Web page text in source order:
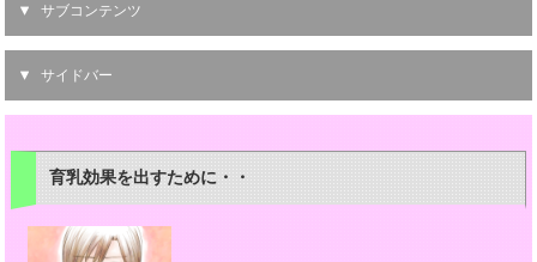
サブコンテンツ
サイドバー
育乳効果を出すために・・